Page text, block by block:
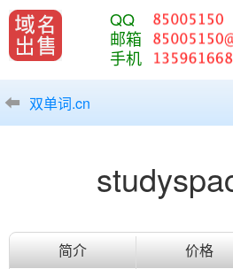
QQ
邮箱
手机
双单词.cn
简介 价格